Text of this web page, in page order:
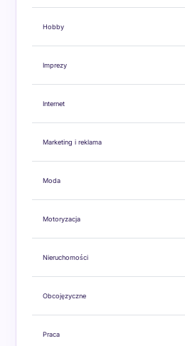
Hobby
Imprezy
Internet
Marketing i reklama
Moda
Motoryzacja
Nieruchomości
Obcojęzyczne
Praca